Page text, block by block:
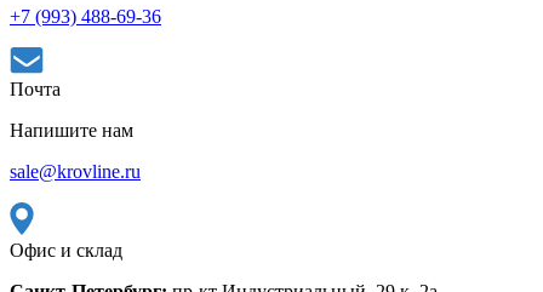
+7 (993) 488-69-36
Почта
Напишите нам
sale@krovline.ru
Офис и склад